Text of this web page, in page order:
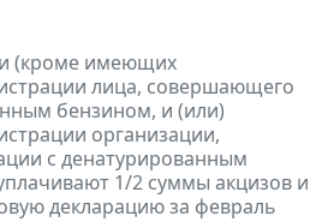
(кроме имеющих
лица, совершающего
бензином, и (или)
организации,
с денатурированным
1/2 суммы акцизов и
декларацию за февраль